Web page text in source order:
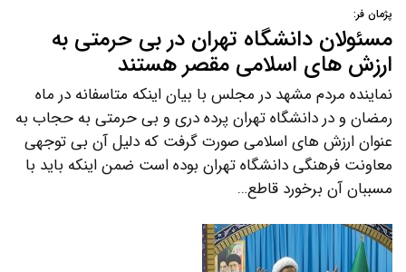
پژمان فر:
مسئولان دانشگاه تهران در بی حرمتی به
ارزش های اسلامی مقصر هستند
نماینده مردم مشهد در مجلس با بیان اینکه متاسفانه در ماه
رمضان و در دانشگاه تهران پرده دری و بی حرمتی به حجاب به
عنوان ارزش های اسلامی صورت گرفت که دلیل آن بی توجهی
معاونت فرهنگی دانشگاه تهران بوده است ضمن اینکه باید با
مسببان آن برخورد قاطع…